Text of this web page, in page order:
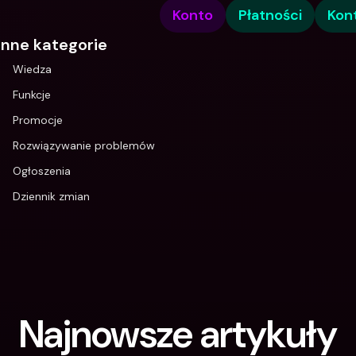
Konto Płatności
kategorie
Wiedza
Funkcje
Promocje
Rozwiązywanie problemów
Ogłoszenia
Dziennik zmian
Najnowsze artykuły